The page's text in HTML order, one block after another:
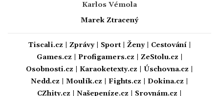
Karlos Vémola
Marek Ztracený
Tiscali.cz Zprávy| Sport| Ženy| Cestování|
Games.cz
Profigamers.cz ZeStolu.cz
Osobnosti.cz
Karaoketexty.cz Úschovna.cz
Nedd.cz
Moulík.cz Fights.cz Dokina.cz
CZhity.cz
Našepeníze.cz Srovnám.cz